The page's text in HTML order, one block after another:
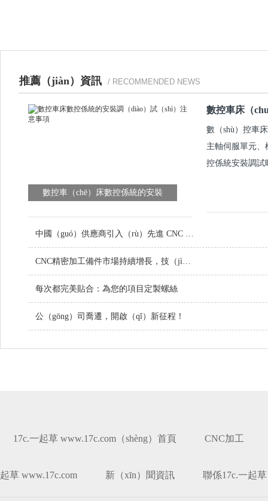
推薦（jiàn）資訊 / RECOMMENDED NEWS
數控車（chē）床數控係統的安裝
數控車床（
數（shù）控車
主軸伺服單元、
控係統安裝調試
中國（guó）供應商引入（rù）先進 CNC 設備，提升定製金屬零件品質
CNC精密加工備件市場持續增長，技（jì）術創新引領行業未來
每次都完美貼合：為您的項目定製螺絲
公（gōng）司喬遷，開啟（qǐ）新征程！
17c.一起草 www.17c.com（shèng）首頁 CNC加工
起草 www.17c.com 新（xīn）聞資訊 聯係17c.一起